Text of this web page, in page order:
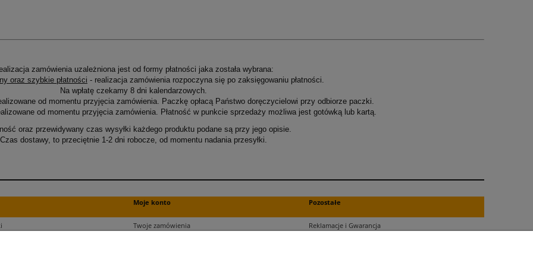
zamówienia uzależniona jest od formy płatności jaka została wybrana:
oraz szybkie płatności - realizacja zamówienia rozpoczyna się po zaksięgowaniu płatności.
Na wpłatę czekamy 8 dni kalendarzowych.
od momentu przyjęcia zamówienia. Paczkę opłacą Państwo doręczycielowi przy odbiorze paczki.
od momentu przyjęcia zamówienia. Płatność w punkcie sprzedaży możliwa jest gotówką lub kartą.
oraz przewidywany czas wysyłki każdego produktu podane są przy jego opisie.
Czas dostawy, to przeciętnie 1-2 dni robocze, od momentu nadania przesyłki.
Moje konto
Twoje zamówienia
Pozostałe
Reklamacje i Gwarancja